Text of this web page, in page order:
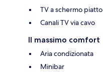
TV a schermo piatto
Canali TV via cavo
Il massimo comfort
Aria condizionata
Minibar